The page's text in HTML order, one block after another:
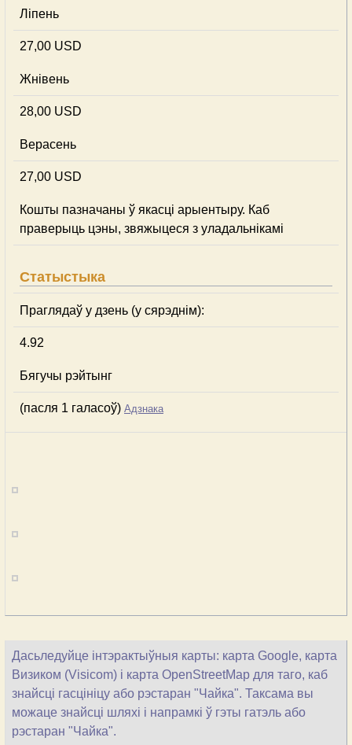
Ліпень
27,00 USD
Жнівень
28,00 USD
Верасень
27,00 USD
Кошты пазначаны ў якасці арыентыру. Каб
праверыць цэны, звяжыцеся з уладальнікамі
Статыстыка
Праглядаў у дзень (у сярэднім):
4.92
Бягучы рэйтынг
(пасля 1 галасоў) Адзнака
Дасьледуйце інтэрактыўныя карты: карта Google, карта
Визиком (Visicom) і карта OpenStreetMap для таго, каб
знайсці гасцініцу або рэстаран "Чайка". Таксама вы
можаце знайсці шляхі і напрамкі ў гэты гатэль або
рэстаран "Чайка".